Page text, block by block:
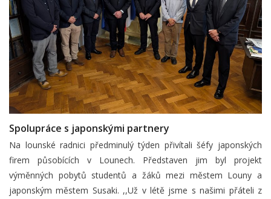
Spolupráce s japonskými partnery
Na lounské radnici předminulý týden přivítali šéfy japonských
firem působících v Lounech. Představen jim byl projekt
výměnných pobytů studentů a žáků mezi městem Louny a
japonským městem Susaki. ,,Už v létě jsme s našimi přáteli z